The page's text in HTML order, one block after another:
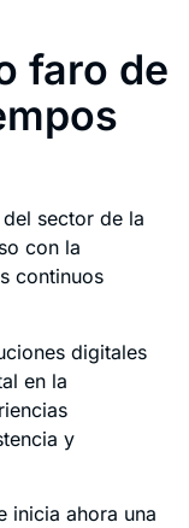
faro de
sector de la
con la
continuos
digitales
en la
y
inicia ahora una